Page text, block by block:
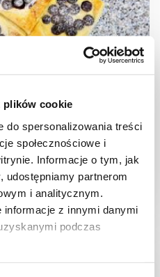
plików cookie
do spersonalizowania treści
społecznościowe i
Informacje o tym, jak
partnerom
i analitycznym.
informacje z innymi danymi
podczas
+ film
1531 kcal 8